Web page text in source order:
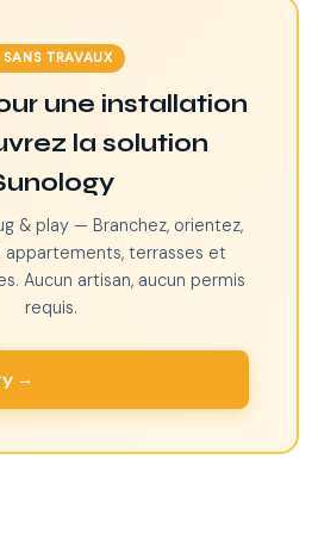
SANS TRAVAUX
une installation
la solution
& play — Branchez, orientez,
appartements, terrasses et
Aucun artisan, aucun permis
requis.
→